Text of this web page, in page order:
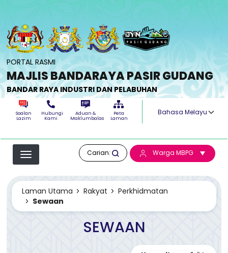
PORTAL RASMI
MAJLIS BANDARAYA PASIR GUDANG
BANDAR RAYA INDUSTRI DAN PELABUHAN
Soalan
Lazim
Hubungi
Kami
Aduan &
Maklumbalas
Peta
Laman
Select your
Carian: Warga MBPG
Laman Utama Rakyat
Perkhidmatan
Sewaan
SEWAAN